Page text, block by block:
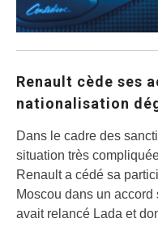
Renault cède ses
nationalisation
Dans le cadre des
situation très
Renault a cédé sa
Moscou dans un
avait relancé Lada et